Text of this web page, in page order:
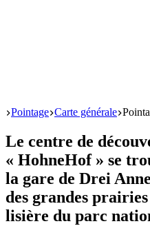
Start
Pointage Carte générale
Le centre de
« HohneHof » se
la gare de Drei
des grandes
lisière du parc